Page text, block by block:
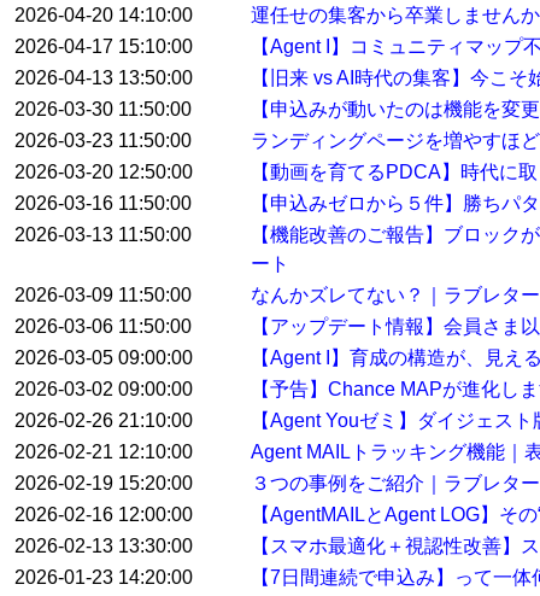
2026-04-20 14:10:00
運任せの集客から卒業しません
2026-04-17 15:10:00
【Agent I】コミュニティマップ
2026-04-13 13:50:00
【旧来 vs AI時代の集客】今こ
2026-03-30 11:50:00
【申込みが動いたのは機能を変
2026-03-23 11:50:00
ランディングページを増やすほ
2026-03-20 12:50:00
【動画を育てるPDCA】時代に
2026-03-16 11:50:00
【申込みゼロから５件】勝ちパ
2026-03-13 11:50:00
【機能改善のご報告】ブロック
ート
2026-03-09 11:50:00
なんかズレてない？｜ラブレタ
2026-03-06 11:50:00
【アップデート情報】会員さま
2026-03-05 09:00:00
【Agent I】育成の構造が、見え
2026-03-02 09:00:00
【予告】Chance MAPが進化し
2026-02-26 21:10:00
【Agent Youゼミ】ダイジェス
2026-02-21 12:10:00
Agent MAILトラッキング機能｜
2026-02-19 15:20:00
３つの事例をご紹介｜ラブレタ
2026-02-16 12:00:00
【AgentMAILとAgent LOG】そ
2026-02-13 13:30:00
【スマホ最適化＋視認性改善】
2026-01-23 14:20:00
【7日間連続で申込み】って一